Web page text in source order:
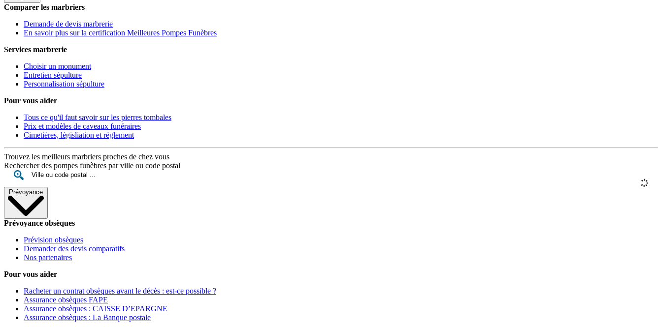
Comparer les marbriers
Demande de devis marbrerie
En savoir plus sur la certification Meilleures Pompes Funèbres
Services marbrerie
Choisir un monument
Entretien sépulture
Personnalisation sépulture
Pour vous aider
Tous ce qu'il faut savoir sur les pierres tombales
Prix et modèles de caveaux funéraires
Cimetières, législiation et réglement
Trouvez les meilleurs marbriers proches de chez vous
Rechercher des pompes funèbres par ville ou code postal
Prévoyance
Prévoyance obsèques
Prévision obsèques
Demander des devis comparatifs
Nos partenaires
Pour vous aider
Racheter un contrat obsèques avant le décès : est-ce possible ?
Assurance obsèques FAPE
Assurance obsèques : CAISSE D’EPARGNE
Assurance obsèques : La Banque postale